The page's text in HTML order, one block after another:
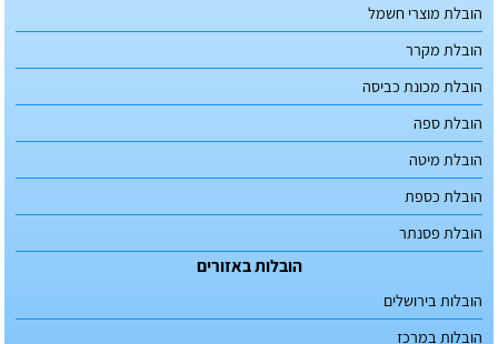
הובלת מוצרי חשמל
הובלת מקרר
הובלת מכונת כביסה
הובלת ספה
הובלת מיטה
הובלת כספת
הובלת פסנתר
הובלות באזורים
הובלות בירושלים
הובלות במרכז